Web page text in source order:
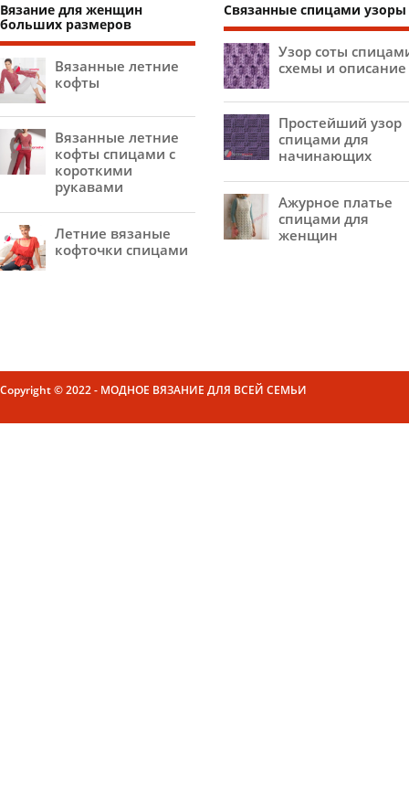
Вязание для женщин
больших размеров
Вязанные летние
кофты
Вязанные летние
кофты спицами с
короткими
рукавами
Летние вязаные
кофточки спицами
Связанные спицами узоры
Узор соты
схемы и описание
Простейший узор
спицами для
начинающих
Ажурное платье
спицами для
женщин
Copyright © 2022 - МОДНОЕ ВЯЗАНИЕ ДЛЯ ВСЕЙ СЕМЬИ